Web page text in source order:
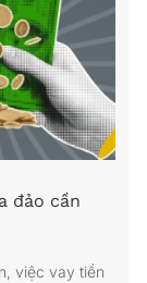
đảo cần
việc vay tiền